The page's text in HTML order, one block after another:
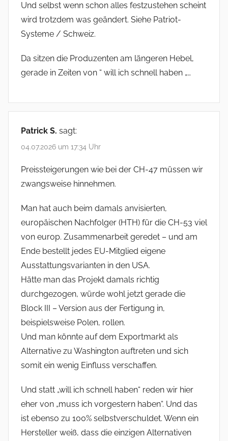
Und selbst wenn schon alles festzustehen scheint
wird trotzdem was geändert. Siehe Patriot-
Systeme / Schweiz.
Da sitzen die Produzenten am längeren Hebel,
gerade in Zeiten von “ will ich schnell haben „…
Patrick S. sagt:
04.07.2026 um 17:34 Uhr
Preissteigerungen wie bei der CH-47 müssen wir
zwangsweise hinnehmen.
Man hat auch beim damals anvisierten,
europäischen Nachfolger (HTH) für die CH-53 viel
von europ. Zusammenarbeit geredet – und am
Ende bestellt jedes EU-Mitglied eigene
Ausstattungsvarianten in den USA.
Hätte man das Projekt damals richtig
durchgezogen, würde wohl jetzt gerade die
Block III – Version aus der Fertigung in,
beispielsweise Polen, rollen.
Und man könnte auf dem Exportmarkt als
Alternative zu Washington auftreten und sich
somit ein wenig Einfluss verschaffen.
Und statt „will ich schnell haben“ reden wir hier
eher von „muss ich vorgestern haben“. Und das
ist ebenso zu 100% selbstverschuldet. Wenn ein
Hersteller weiß, dass die einzigen Alternativen